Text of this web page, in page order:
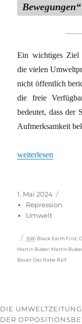
Ein wichtiges Ziel
die vielen
nicht öffentlich
die freie
bedeutet, dass der
Aufmerksamkeit
„Schon entdeckt:
weiterlesen
Veröffentlicht
am
1. Mai 2024
Repression
Umwelt
Schlagwörter
SW: Black Earth First
Martin Buber Martin
Bauer Der Rabe Ralf
DIE
DER